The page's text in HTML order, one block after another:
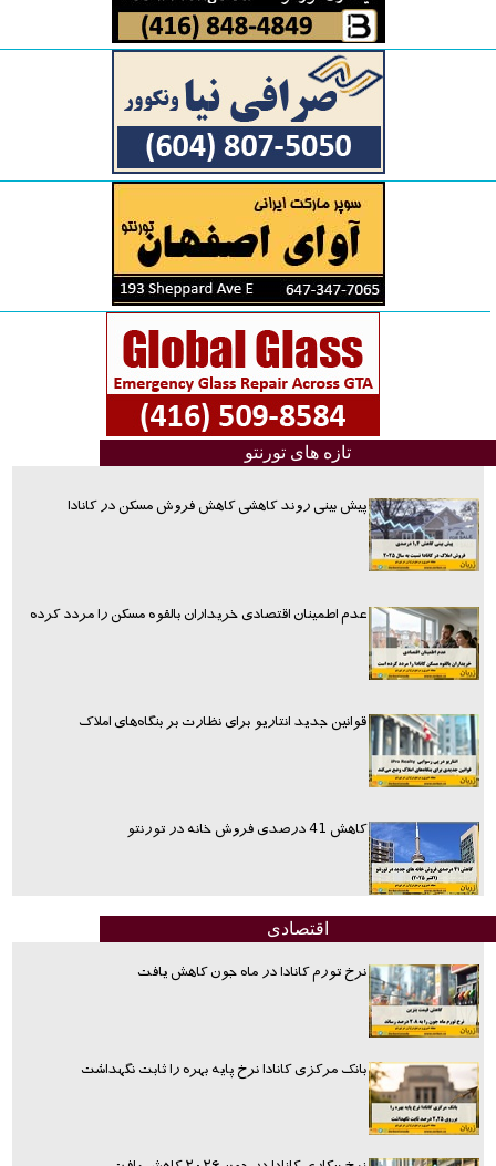
تازه های تورنتو
پیش بینی روند کاهشی کاهش فروش مسکن در کانادا
عدم اطمینان اقتصادی خریداران بالقوه مسکن را مردد کرده
قوانین جدید انتاریو برای نظارت بر بنگاه‌های املاک
کاهش 41 درصدی فروش خانه در تورنتو
اقتصادی
نرخ تورم کانادا در ماه جون کاهش یافت
بانک مرکزی کانادا نرخ پایه بهره را ثابت نگهداشت